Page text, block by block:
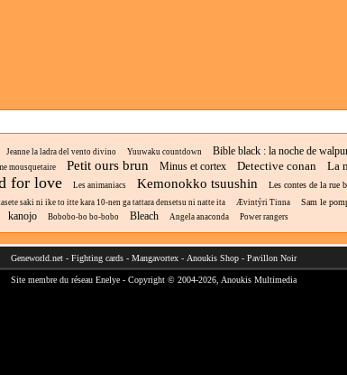
Jeanne la ladra del vento divino Yuuwaku countdown Bible black : la noche de
mousquetaire Petit ours brun Minus et cortex Detective conan La
for love Les animaniacs Kemonokko tsuushin Les contes de la rue
saki ni ike to itte kara 10-nen ga tattara densetsu ni natte ita Ævintýri Tinna Sam le
kanojo
Bobobo-bo bo-bobo Bleach Angela anaconda Power rangers
Geneworld.net- Fighting cards- Mangavortex- Anoukis Shop- Pavillon Noir
Site membre du réseau Enelye- Copyright © 2004-2026, Anoukis Multimedia